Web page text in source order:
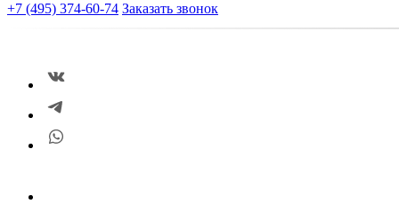
+7 (495) 374-60-74 Заказать звонок